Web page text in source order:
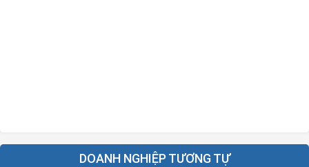
DOANH NGHIỆP TƯƠNG TỰ